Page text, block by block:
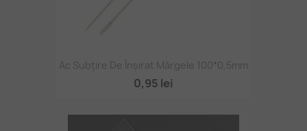
Ac Subțire De Înșirat Mărgele 100*0,5mm
0,95 lei